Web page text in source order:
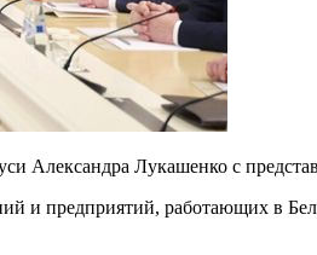
Александра Лукашенко с
и предприятий, работающих в